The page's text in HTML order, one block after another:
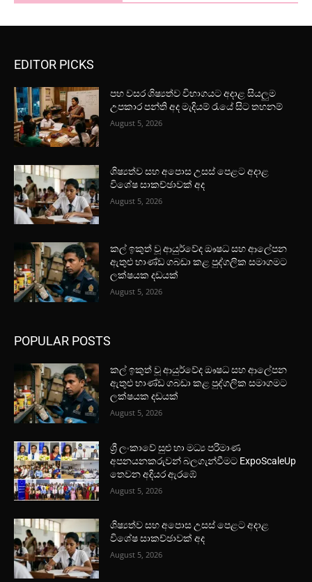
EDITOR PICKS
පහ වසර ශිෂ්‍යත්ව විභාගයට අදාළ සියලුම
උපකාර පන්ති අද මැදියම් රැයේ සිට තහනම්
August 5, 2026
ශිෂ්‍යත්ව සහ අපොස උසස් පෙළට අදාළ
විශේෂ සාකච්ඡාවක් අද
August 5, 2026
කල් ඉකුත් වූ ආයුර්වේද ඖෂධ සහ ආලේපන
ඇතුළු භාණ්ඩ ගබඩා කළ පුද්ගලික සමාගමට
ලක්ෂයක දඩයක්
August 5, 2026
POPULAR POSTS
කල් ඉකුත් වූ ආයුර්වේද ඖෂධ සහ ආලේපන
ඇතුළු භාණ්ඩ ගබඩා කළ පුද්ගලික සමාගමට
ලක්ෂයක දඩයක්
August 5, 2026
ශ්‍රී ලංකාවේ සුළු හා මධ්‍ය පරිමාණ
අපනයනකරුවන් බලගැන්වීමට ExpoScaleUp
තෙවන අදියර ඇරඹේ
August 5, 2026
ශිෂ්‍යත්ව සහ අපොස උසස් පෙළට අදාළ
විශේෂ සාකච්ඡාවක් අද
August 5, 2026